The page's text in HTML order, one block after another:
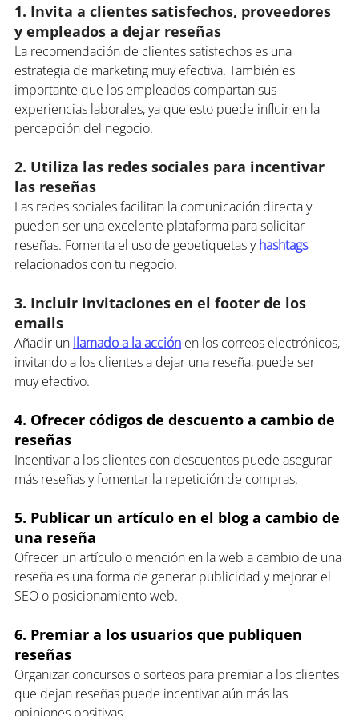
1. Invita a clientes satisfechos, proveedores
y empleados a dejar reseñas
La recomendación de clientes satisfechos es una
estrategia de marketing muy efectiva. También es
importante que los empleados compartan sus
experiencias laborales, ya que esto puede influir en la
percepción del negocio.
2. Utiliza las redes sociales para incentivar
las reseñas
Las redes sociales facilitan la comunicación directa y
pueden ser una excelente plataforma para solicitar
reseñas. Fomenta el uso de geoetiquetas y hashtags
relacionados con tu negocio.
3. Incluir invitaciones en el footer de los
emails
Añadir un llamado a la acción en los correos electrónicos,
invitando a los clientes a dejar una reseña, puede ser
muy efectivo.
4. Ofrecer códigos de descuento a cambio de
reseñas
Incentivar a los clientes con descuentos puede asegurar
más reseñas y fomentar la repetición de compras.
5. Publicar un artículo en el blog a cambio de
una reseña
Ofrecer un artículo o mención en la web a cambio de una
reseña es una forma de generar publicidad y mejorar el
SEO o posicionamiento web.
6. Premiar a los usuarios que publiquen
reseñas
Organizar concursos o sorteos para premiar a los clientes
que dejan reseñas puede incentivar aún más las